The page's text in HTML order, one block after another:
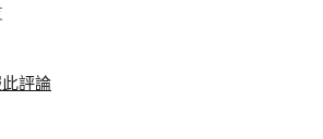
性肌膚
評論